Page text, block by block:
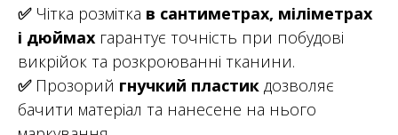
✅Чітка розмітка в сантиметрах, міліметрах
і дюймах гарантує точність при побудові
викрійок та розкроюванні тканини.
✅Прозорий гнучкий пластик дозволяє
бачити матеріал та нанесене на нього